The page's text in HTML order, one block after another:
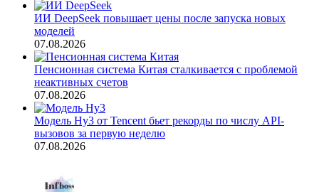
ИИ DeepSeek повышает цены после запуска новых
моделей
07.08.2026
Пенсионная система Китая сталкивается с проблемой
неактивных счетов
07.08.2026
Модель Hy3 от Tencent бьет рекорды по числу API-
вызовов за первую неделю
07.08.2026